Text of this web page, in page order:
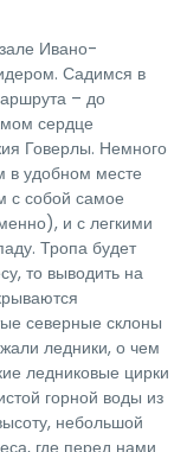
Ивано-
Садимся в
– до
сердце
Говерлы. Немного
в удобном месте
с собой самое
и с легкими
Тропа будет
то выводить на
северные склоны
ледники, о чем
ледниковые цирки
горной воды из
небольшой
где перед нами